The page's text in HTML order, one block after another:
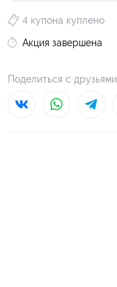
4 купона куплено
Акция завершена
Поделиться с друзьями